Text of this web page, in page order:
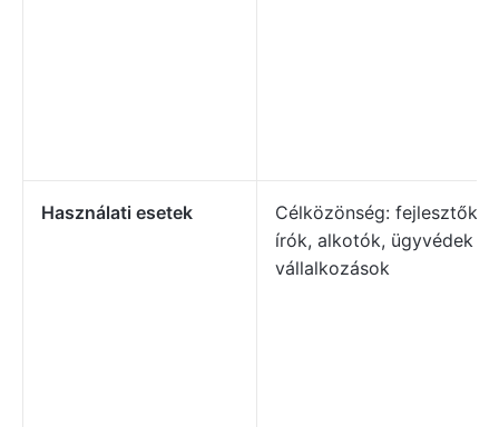
Használati esetek
Célközönség: fejlesztők,
írók, alkotók, ügyvédek és
vállalkozások